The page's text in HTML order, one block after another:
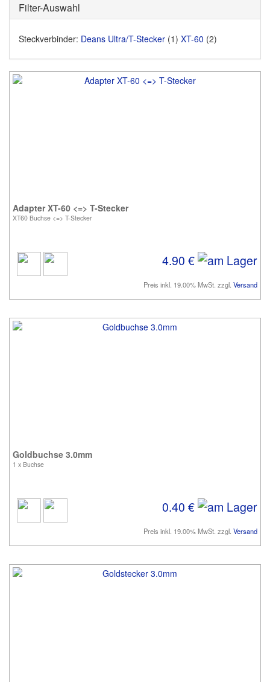
Filter-Auswahl
Steckverbinder: Deans Ultra/T-Stecker (1) XT-60 (2)
Adapter XT-60 <=> T-Stecker
XT60 Buchse <=> T-Stecker
4.90 €
Preis inkl. 19.00% MwSt. zzgl. Versand
Goldbuchse 3.0mm
1 x Buchse
0.40 €
Preis inkl. 19.00% MwSt. zzgl. Versand